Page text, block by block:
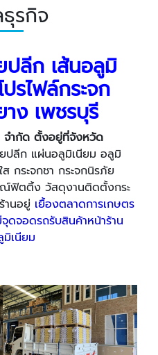
รกิจ
ปลีก เส้นอลูมิ
รไฟล์กระจก
ง เพชรบุรี
จำกัด ตั้งอยู่ที่จังหวัด
ปลีก แผ่นอลูมิเนียม อลูมิ
ส กระจกชา กระจกนิรภัย
ฟิตติ้ง วัสดุงานติดตั้งกระ
านอยู่ เยื้องตลาดการเกษตร
ดจอดรถรับสินค้าหน้าร้าน
เนียม